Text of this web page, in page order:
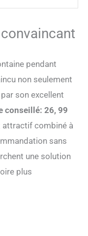
pendant
non seulement
son excellent
conseillé: 26, 99
attractif combiné à
sans
une solution
plus